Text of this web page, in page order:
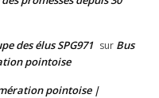
des élus SPG971 sur Bus
pointoise
pointoise |